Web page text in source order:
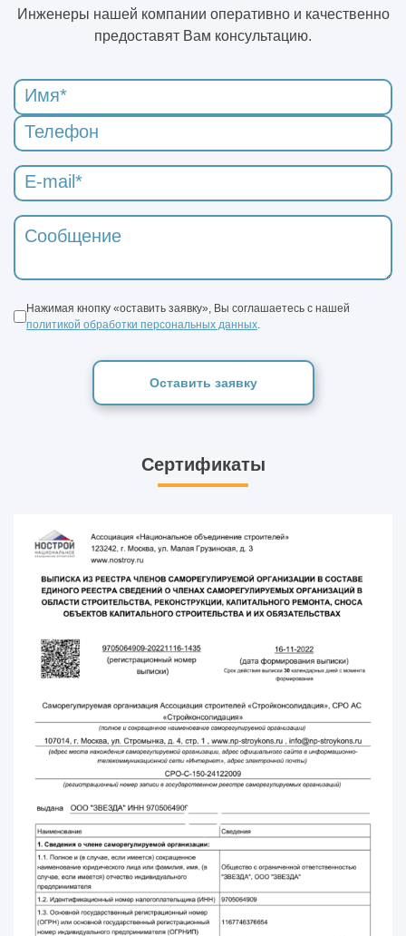
Инженеры нашей компании оперативно и качественно
предоставят Вам консультацию.
Нажимая кнопку «оставить заявку», Вы соглашаетесь с нашей
политикой обработки персональных данных.
Оставить заявку
Сертификаты